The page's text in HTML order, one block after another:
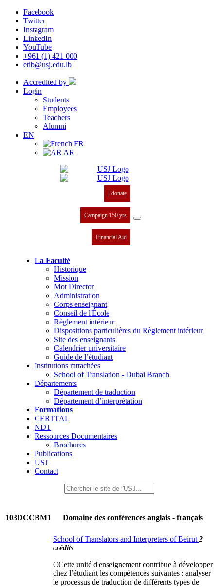
Facebook
Twitter
Instagram
LinkedIn
YouTube
+961 (1) 421 000
etib@usj.edu.lb
Accredited by
Login
Students
Employees
Teachers
Alumni
EN
FR
AR
I donate
Campaign 150 yrs
Financial Aid
La Faculté
Historique
Mission
Mot Director
Administration
Corps enseignant
Conseil de l'École
Règlement intérieur
Dispositions particulières du Règlement intérieur
Site des enseignants
Calendrier universitaire
Guide de l’étudiant
Institutions rattachées
School of Translation - Dubai Branch
Départements
Département de traduction
Département d’interprétation
Formations
CERTTAL
NDT
Ressources Documentaires
Brochures
Publications
USJ
Contact
103DCCBM1 Domaine des conférences anglais - français
School of Translators and Interpreters of Beirut 2
crédits
CCette unité d'enseignement contribue à développer
chez l’étudiant les compétences suivantes : analyser
le processus de traduction de différents types de